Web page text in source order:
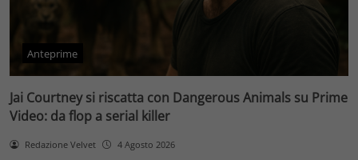
Anteprime
Jai Courtney si riscatta con Dangerous Animals su Prime
Video: da flop a serial killer
Redazione Velvet 4 Agosto 2026